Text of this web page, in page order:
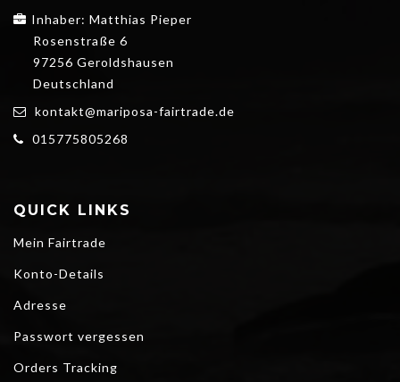
Inhaber: Matthias Pieper
Rosenstraße 6
97256 Geroldshausen
Deutschland
kontakt@mariposa-fairtrade.de
015775805268
QUICK LINKS
Mein Fairtrade
Konto-Details
Adresse
Passwort vergessen
Orders Tracking